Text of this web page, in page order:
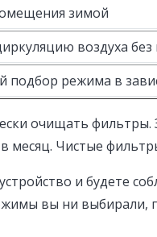
зимой
воздуха
подбор режима в
очищать
месяц. Чистые
и будете
вы ни выбирали,